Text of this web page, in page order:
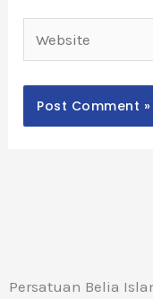
Website
Persatuan Belia